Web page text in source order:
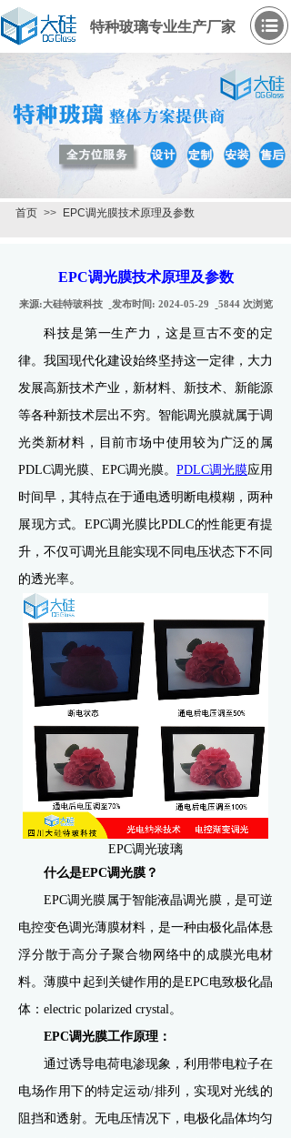
特种玻璃专业生产厂家
首页 >> EPC调光膜技术原理及参数
EPC调光膜技术原理及参数
来源:大硅特玻科技 发布时间: 2024-05-29 5844 次浏览
科技是第一生产力，这是亘古不变的定
律。我国现代化建设始终坚持这一定律，大力
发展高新技术产业，新材料、新技术、新能源
等各种新技术层出不穷。智能调光膜就属于调
光类新材料，目前市场中使用较为广泛的属
PDLC调光膜、EPC调光膜。 PDLC调光膜应用
时间早，其特点在于通电透明断电模糊，两种
展现方式。EPC调光膜比PDLC的性能更有提
升，不仅可调光且能实现不同电压状态下不同
的透光率。
EPC调光玻璃
什么是EPC调光膜？
EPC调光膜属于智能液晶调光膜，是可逆
电控变色调光薄膜材料，是一种由极化晶体悬
浮分散于高分子聚合物网络中的成膜光电材
料。薄膜中起到关键作用的是EPC电致极化晶
体：electric polarized crystal。
EPC调光膜工作原理：
通过诱导电荷电渗现象，利用带电粒子在
电场作用下的特定运动/排列，实现对光线的
阻挡和透射。无电压情况下，电极化晶体均匀